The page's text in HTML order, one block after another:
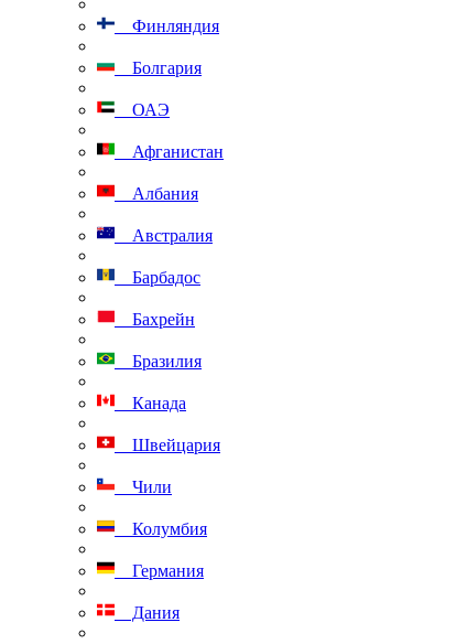
Финляндия
Болгария
ОАЭ
Афганистан
Албания
Австралия
Барбадос
Бахрейн
Бразилия
Канада
Швейцария
Чили
Колумбия
Германия
Дания